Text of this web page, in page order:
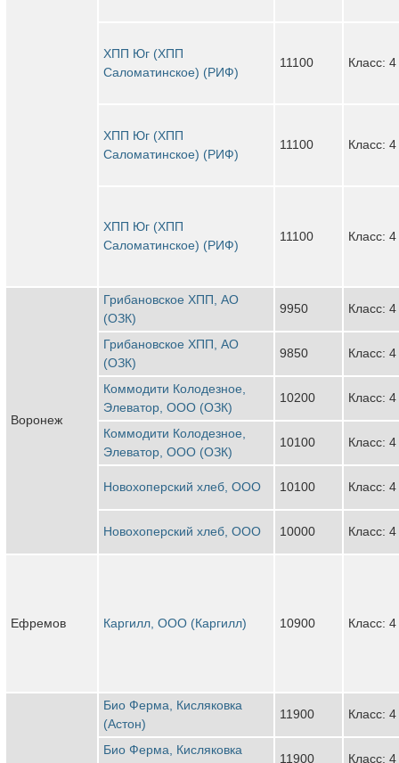
ХПП Юг (ХПП
Саломатинское) (РИФ)
11100 Класс: 4
ХПП Юг (ХПП
Саломатинское) (РИФ)
11100 Класс: 4
ХПП Юг (ХПП
Саломатинское) (РИФ)
11100 Класс: 4
Воронеж
Грибановское ХПП, АО
(ОЗК)
9950 Класс: 4
Грибановское ХПП, АО
(ОЗК)
9850 Класс: 4
Коммодити Колодезное,
Элеватор, ООО (ОЗК)
10200 Класс: 4
Коммодити Колодезное,
Элеватор, ООО (ОЗК)
10100 Класс: 4
Новохоперский хлеб, ООО 10100 Класс: 4
Новохоперский хлеб, ООО 10000 Класс: 4
Ефремов Каргилл, ООО (Каргилл) 10900 Класс: 4
Био Ферма, Кисляковка
(Астон)
11900 Класс: 4
Био Ферма, Кисляковка
11900 Класс: 4